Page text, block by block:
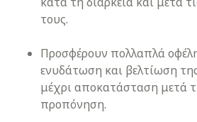
τους.
Προσφέρουν πολλαπλά
ενυδάτωση και βελτίωση
μέχρι αποκατάσταση μετά
προπόνηση.